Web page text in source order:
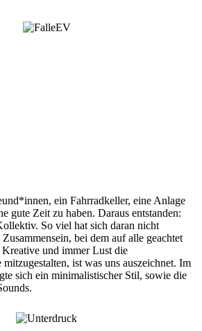
ein Fahrradkeller, eine Anlage
gute Zeit zu haben. Daraus entstanden:
So viel hat sich daran nicht
bei dem auf alle geachtet
und immer Lust die
ist was uns auszeichnet. Im
sich ein minimalistischer Stil, sowie die